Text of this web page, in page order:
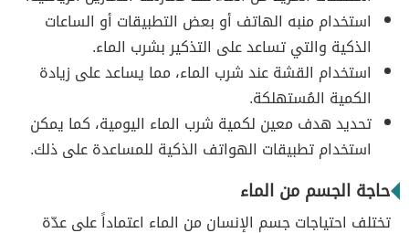
استخدام منبه الهاتف أو بعض التطبيقات أو الساعات
الذكية والتي تساعد على التذكير بشرب الماء.
استخدام القشة عند شرب الماء، مما يساعد على زيادة
الكمية المُستهلكة.
تحديد هدف معين لكمية شرب الماء اليومية، كما يمكن
استخدام تطبيقات الهواتف الذكية للمساعدة على ذلك.
حاجة الجسم من الماء
تختلف احتياجات جسم الإنسان من الماء اعتماداً على عدّة